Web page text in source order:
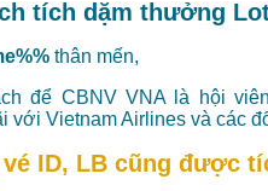
tích dặm thưởng
thân mến,
để CBNV VNA là hội
với Vietnam Airlines và các
vé ID, LB cũng được